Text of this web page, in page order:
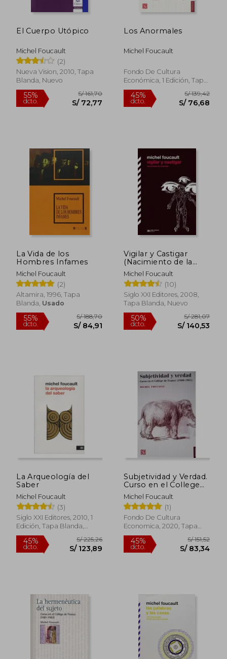
S/ 101,13
El Cuerpo Utópico
Michel Foucault
(2)
Nueva Vision, 2010, Tapa
Blanda, Nuevo
Los Anormales
Michel Foucault
Fondo De Cultura
Económica, 1 Edición, Tapa
Blanda, Nuevo
45%
La Vida de los
Hombres Infames
Michel Foucault
(2)
Altamira, 1996, Tapa
Blanda, Usado
55%
Vigilar y Castigar
(Nacimiento de la
Prision)
Michel Foucault
(10)
Siglo XXI Editores, 2008,
Tapa Blanda, Nuevo
50%
dcto.
La Arqueología del
Saber
Michel Foucault
(3)
Siglo XXI Editores, 2010, 1
Edición, Tapa Blanda,
Nuevo
Subjetividad y Verdad.
Curso en el College
de France ( 1980 -
1981 )
Michel Foucault
(1)
Fondo De Cultura
Economica, 2020, Tapa
Blanda, Nuevo